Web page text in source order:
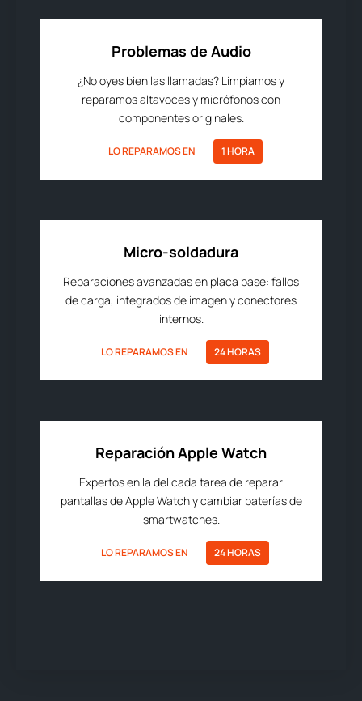
Problemas de Audio
¿No oyes bien las llamadas? Limpiamos y
reparamos altavoces y micrófonos con
componentes originales.
LO REPARAMOS EN 1 HORA
Micro-soldadura
Reparaciones avanzadas en placa base: fallos
de carga, integrados de imagen y conectores
internos.
LO REPARAMOS EN 24 HORAS
Reparación Apple Watch
Expertos en la delicada tarea de reparar
pantallas de Apple Watch y cambiar baterías de
smartwatches.
LO REPARAMOS EN 24 HORAS